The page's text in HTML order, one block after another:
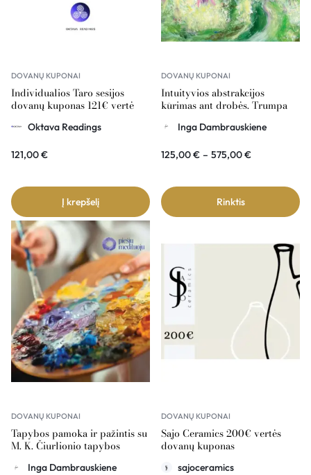
DOVANŲ KUPONAI
Individualios Taro sesijos
dovanų kuponas 121€ vertė
Oktava Readings
121,00€
Į krepšelį
DOVANŲ KUPONAI
Intuityvios abstrakcijos
kūrimas ant drobės. Trumpa
kuponas
Inga Dambrauskiene
125,00€ – 575,00€
Rinktis
DOVANŲ KUPONAI
Tapybos pamoka ir pažintis su
M. K. Čiurlionio tapybos
Inga Dambrauskiene
DOVANŲ KUPONAI
Sajo Ceramics 200€ vertės
dovanų kuponas
sajoceramics